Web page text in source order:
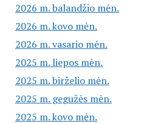
2026 m. balandžio mėn.
2026 m. kovo mėn.
2026 m. vasario mėn.
2025 m. liepos mėn.
2025 m. birželio mėn.
2025 m. gegužės mėn.
2025 m. kovo mėn.